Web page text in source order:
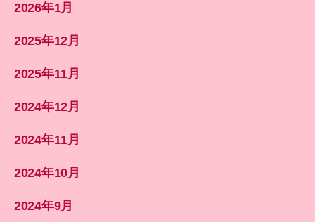
2026年1月
2025年12月
2025年11月
2024年12月
2024年11月
2024年10月
2024年9月